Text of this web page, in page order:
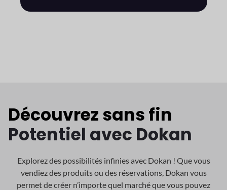
Découvrez sans fin
Potentiel avec Dokan
Explorez des possibilités infinies avec Dokan ! Que vous
vendiez des produits ou des réservations, Dokan vous
permet de créer n’importe quel marché que vous pouvez